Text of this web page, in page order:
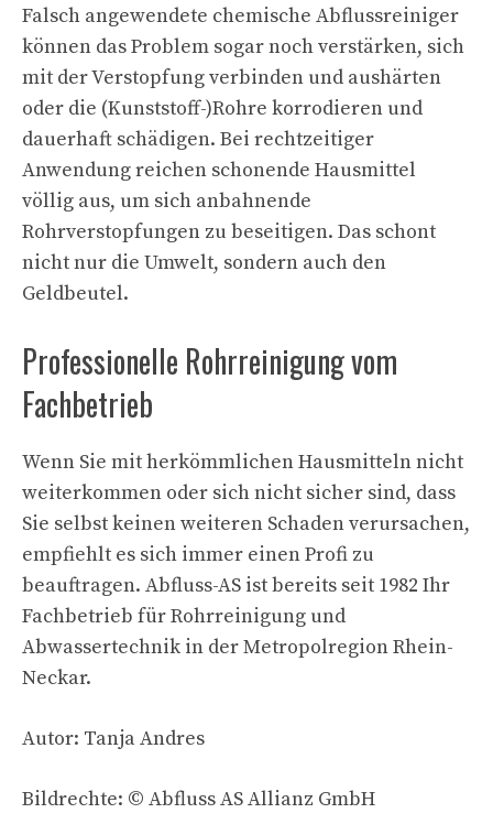
Falsch angewendete chemische Abflussreiniger
können das Problem sogar noch verstärken, sich
mit der Verstopfung verbinden und aushärten
oder die (Kunststoff-)Rohre korrodieren und
dauerhaft schädigen. Bei rechtzeitiger
Anwendung reichen schonende Hausmittel
völlig aus, um sich anbahnende
Rohrverstopfungen zu beseitigen. Das schont
nicht nur die Umwelt, sondern auch den
Geldbeutel.
Professionelle Rohrreinigung vom
Fachbetrieb
Wenn Sie mit herkömmlichen Hausmitteln nicht
weiterkommen oder sich nicht sicher sind, dass
Sie selbst keinen weiteren Schaden verursachen,
empfiehlt es sich immer einen Profi zu
beauftragen. Abfluss-AS ist bereits seit 1982 Ihr
Fachbetrieb für Rohrreinigung und
Abwassertechnik in der Metropolregion Rhein-
Neckar.
Autor: Tanja Andres
Bildrechte: © Abfluss AS Allianz GmbH